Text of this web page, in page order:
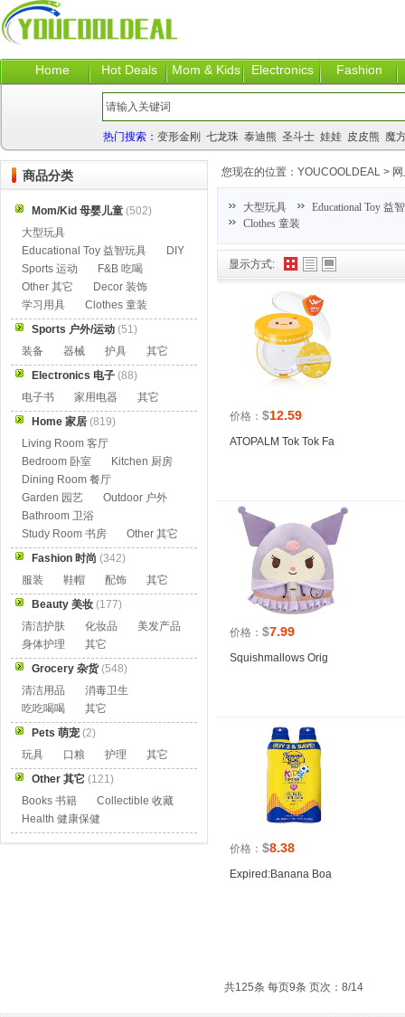
Home Hot Deals Mom & Kids Electronics Fashion
热门搜索： 变形金刚 七龙珠 泰迪熊 圣斗士 娃娃 皮皮熊 魔
显示方式:
价格： $12.59
ATOPALM Tok Tok Fa
价格： $7.99
Squishmallows Orig
价格： $8.38
Expired:Banana Boa
共125条 每页9条 页次：8/14
您现在的位置： YOUCOOLDEAL >
大型玩具
Educational Toy 益
Clothes 童装
商品分类
Mom/Kid 母婴儿童 (502)
大型玩具
Educational Toy 益智玩具
DIY
Sports 运动
F&B 吃喝
Other 其它
Decor 装饰
学习用具
Clothes 童装
Sports 户外/运动 (51)
装备
器械 护具
其它
Electronics 电子 (88)
电子书
家用电器
其它
Home 家居 (819)
Living Room 客厅
Bedroom 卧室
Kitchen 厨房
Dining Room 餐厅
Garden 园艺
Outdoor 户外
Bathroom 卫浴
Study Room 书房
Other 其它
Fashion 时尚 (342)
服装
鞋帽 配饰
其它
Beauty 美妆 (177)
清洁护肤
化妆品
美发产品
身体护理
其它
Grocery 杂货(548)
清洁用品
消毒卫生
吃吃喝喝
其它
Pets 萌宠 (2)
玩具
口粮 护理
其它
Other 其它 (121)
Books 书籍
Collectible 收藏
Health 健康保健